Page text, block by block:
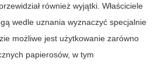
również wyjątki. Właściciele
wedle uznania wyznaczyć specjalnie
możliwe jest użytkowanie zarówno
papierosów, w tym